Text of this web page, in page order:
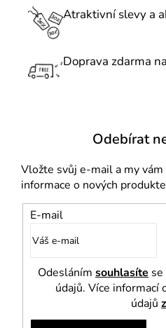
r
y
i
s
u
Atraktivní slevy a
Doprava zdarma
Odebírat
Vložte svůj e-mail a my
informace o nových
E-mail
Odesláním souhlasíte
údajů. Více informací
údajů